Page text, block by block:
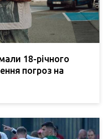
18-річного
погроз на